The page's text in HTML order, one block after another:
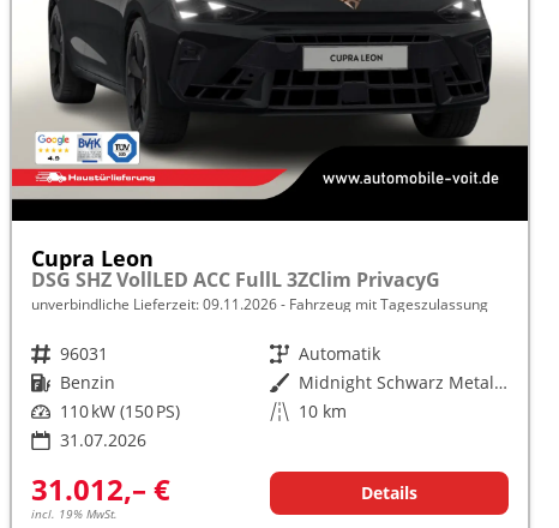
Cupra Leon
DSG SHZ VollLED ACC FullL 3ZClim PrivacyG
unverbindliche Lieferzeit:09.11.2026 Fahrzeug mit Tageszulassung
Fahrzeugnr. 96031 Getriebe Automatik
Kraftstoff Benzin Außenfarbe
Midnight Schwarz Metallic
Leistung 110 kW (150 PS) Kilometerstand 10 km
31.07.2026
31.012,– €
incl. 19% MwSt.
Details